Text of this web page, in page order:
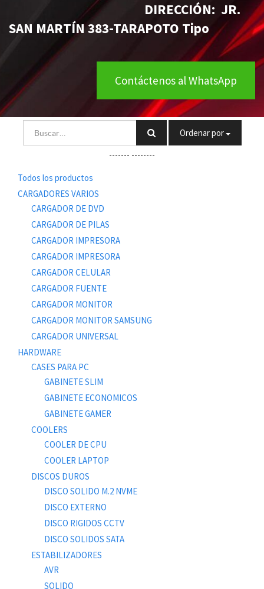
DIRECCIÓN: JR.
SAN MARTÍN 383-TARAPOTO Tipo
Contáctenos al WhatsApp
Ordenar por
------- --------
Todos los productos
CARGADORES VARIOS
CARGADOR DE DVD
CARGADOR DE PILAS
CARGADOR IMPRESORA
CARGADOR IMPRESORA
CARGADOR CELULAR
CARGADOR FUENTE
CARGADOR MONITOR
CARGADOR MONITOR SAMSUNG
CARGADOR UNIVERSAL
HARDWARE
CASES PARA PC
GABINETE SLIM
GABINETE ECONOMICOS
GABINETE GAMER
COOLERS
COOLER DE CPU
COOLER LAPTOP
DISCOS DUROS
DISCO SOLIDO M.2 NVME
DISCO EXTERNO
DISCO RIGIDOS CCTV
DISCO SOLIDOS SATA
ESTABILIZADORES
AVR
SOLIDO